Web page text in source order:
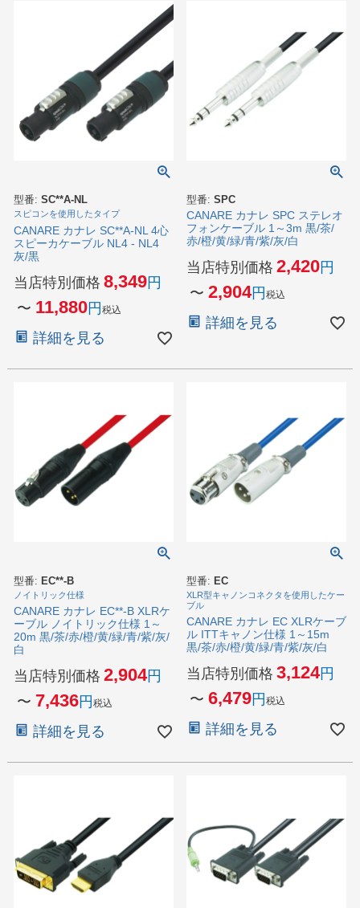
型番: SC**A-NL
スピコンを使用したタイプ
CANARE カナレ SC**A-NL 4心
スピーカケーブル NL4 - NL4
灰/黒
当店特別価格 8,349
〜 11,880 税込
詳細を見る
型番: SPC
CANARE カナレ SPC ステレオ
フォンケーブル 1～3m 黒/茶/
赤/橙/黄/緑/青/紫/灰/白
当店特別価格 2,420
〜 2,904 税込
詳細を見る
型番: EC**-B
ノイトリック仕様
CANARE カナレ EC**-B XLRケ
ーブル ノイトリック仕様 1～
20m 黒/茶/赤/橙/黄/緑/青/紫/灰/
白
当店特別価格 2,904
〜 7,436 税込
詳細を見る
型番: EC
XLR型キャノンコネクタを使用したケー
ブル
CANARE カナレ EC XLRケーブ
ル ITTキャノン仕様 1～15m
黒/茶/赤/橙/黄/緑/青/紫/灰/白
当店特別価格 3,124
〜 6,479 税込
詳細を見る